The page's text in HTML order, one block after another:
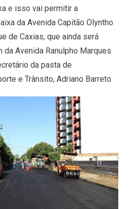
e isso vai permitir a
da Avenida Capitão Olyntho
de Caxias, que ainda será
da Avenida Ranulpho Marques
da pasta de
e Trânsito, Adriano Barreto.